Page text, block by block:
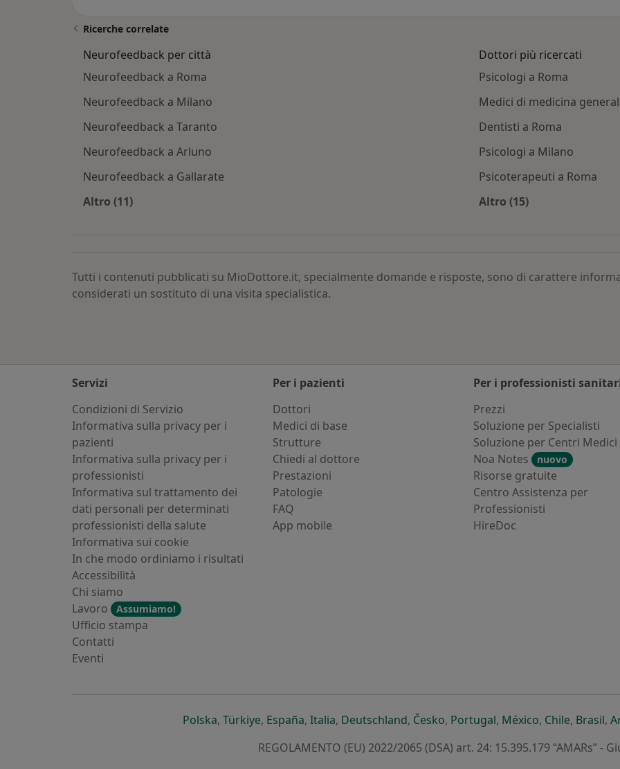
Ricerche correlate
Neurofeedback per città
Neurofeedback a Roma
Neurofeedback a Milano
Neurofeedback a Taranto
Neurofeedback a Arluno
Neurofeedback a Gallarate
Altro (11)
Dottori più ricercati
Psicologi a Roma
Medici di medicina
Dentisti a Roma
Psicologi a Milano
Psicoterapeuti a Roma
Altro (15)
Tutti i contenuti pubblicati su MioDottore.it, specialmente domande e risposte, sono di carattere
considerati un sostituto di una visita specialistica.
Servizi
Condizioni di Servizio
Informativa sulla privacy per i
pazienti
Informativa sulla privacy per i
professionisti
Informativa sul trattamento dei
dati personali per determinati
professionisti della salute
Informativa sui cookie
In che modo ordiniamo i risultati
Accessibilità
Chi siamo
Lavoro
Assumiamo!
Ufficio stampa
Contatti
Eventi
Per i pazienti
Dottori
Medici di base
Strutture
Chiedi al dottore
Prestazioni
Patologie
FAQ
App mobile
Per i professionisti
Prezzi
Soluzione per Specialisti
Soluzione per Centri Medici
Noa Notes
nuovo
Risorse gratuite
Centro Assistenza per
Professionisti
HireDoc
Polskasi apre in una nuova scheda
, Türkiyesi apre in una nuova scheda
, Españasi apre in una nuova scheda
, Italiasi apre in una nuova scheda
, Deutschlandsi apre in una nuova scheda
, Českosi apre in una nuova scheda
, Portugalsi apre in una nuova
, Méxicosi apre in una
, Chilesi apre in
, Brasilsi
,
REGOLAMENTO (EU) 2022/2065 (DSA) art. 24: 15.395.179 “AMARs” -